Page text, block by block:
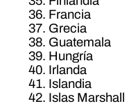
Francia
Grecia
Guatemala
Hungría
Irlanda
Islandia
Islas Marshall